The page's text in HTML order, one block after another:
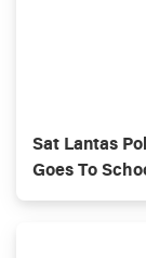
Sat Lantas
Goes To